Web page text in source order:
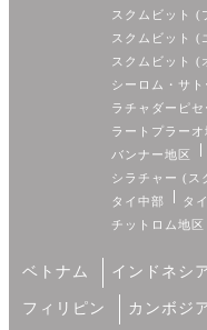
スクムビット (
スクムビット (
スクムビット (
シーロム・サト
ラチャダーピ
ラートプラーオ
バンナー地区
シラチャー (ス
タイ中部
タ
チットロム地区
ベトナム インドネシ
フィリピン カンボジ